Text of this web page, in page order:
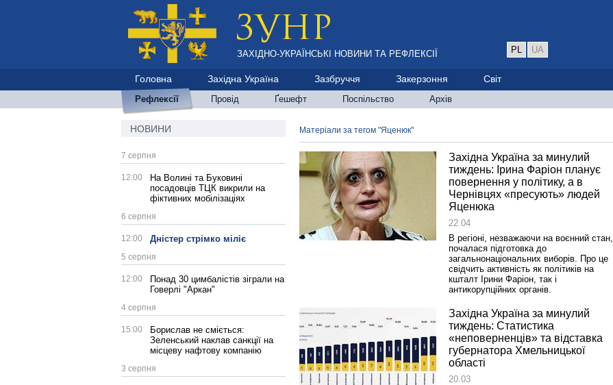
ЗАХІДНО-УКРАЇНСЬКІ НОВИНИ ТА РЕФЛЕКСІЇ PL UA
Головна Західна Україна Зазбруччя Закерзоння Світ
Рефлексії Провід Ґешефт Поспільство Архів
НОВИНИ
7 серпня
12:00
На Волині та Буковині
посадовців ТЦК викрили на
фіктивних мобілізаціях
6 серпня
12:00 Дністер стрімко міліє
5 серпня
12:00
Понад 30 цимбалістів зіграли на
Говерлі "Аркан"
4 серпня
15:00
Борислав не сміється:
Зеленський наклав санкції на
місцеву нафтову компанію
3 серпня
Матеріали за тегом "Яценюк"
Західна Україна за минулий
тиждень: Ірина Фаріон планує
повернення у політику, а в
Чернівцях «пресують» людей
Яценюка
22.04
В регіоні, незважаючи на воєнний стан,
почалася підготовка до
загальнонаціональних виборів. Про це
свідчить активність як політиків на
кшталт Ірини Фаріон, так і
антикорупційних органів.
Західна Україна за минулий
тиждень: Статистика
«неповерненців» та відставка
губернатора Хмельницької
області
20.03